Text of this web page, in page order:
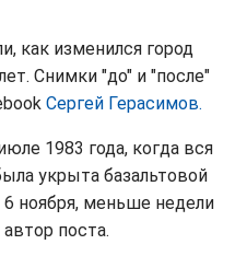
как изменился город
Снимки "до" и "после"
Сергей Герасимов.
1983 года, когда вся
укрыта базальтовой
6 ноября, меньше недели
поста.